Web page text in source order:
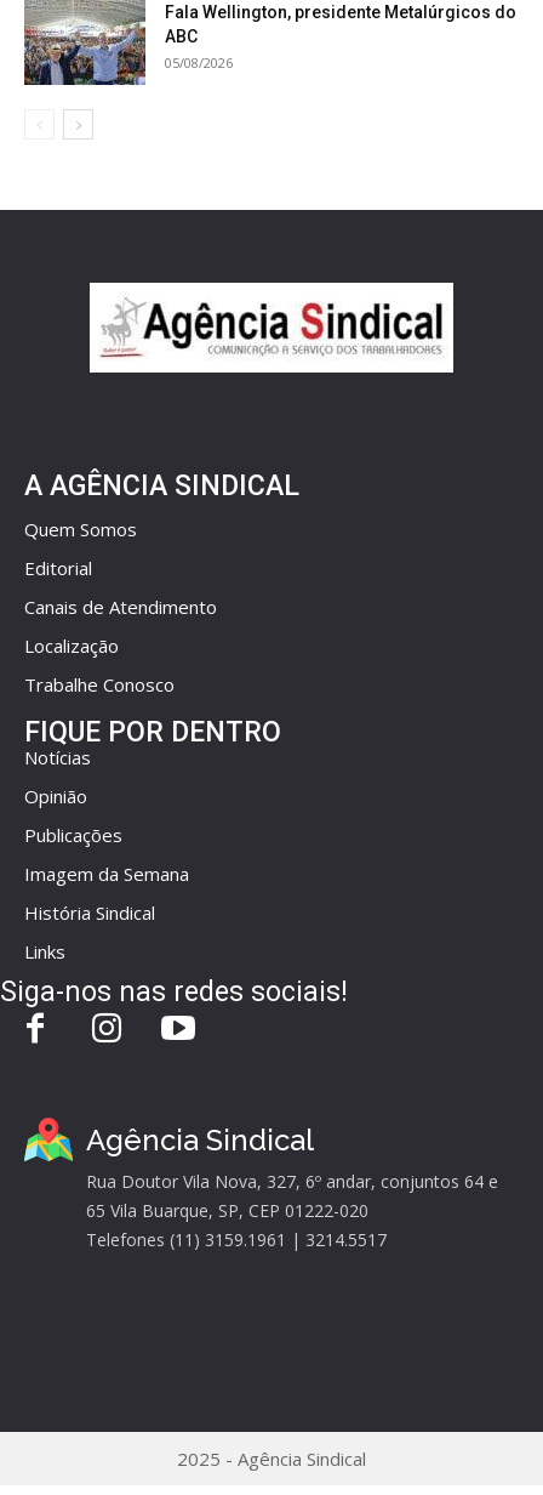
Fala Wellington, presidente Metalúrgicos do
ABC
05/08/2026
A AGÊNCIA SINDICAL
Quem Somos
Editorial
Canais de Atendimento
Localização
Trabalhe Conosco
FIQUE POR DENTRO
Notícias
Opinião
Publicações
Imagem da Semana
História Sindical
Links
Siga-nos nas redes sociais!
Agência Sindical
Rua Doutor Vila Nova, 327, 6º andar, conjuntos 64 e
65 Vila Buarque, SP, CEP 01222-020
Telefones (11) 3159.1961 | 3214.5517
2025 - Agência Sindical